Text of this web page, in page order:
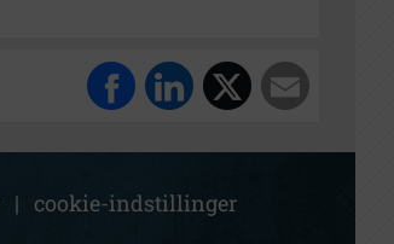
| cookie-indstillinger